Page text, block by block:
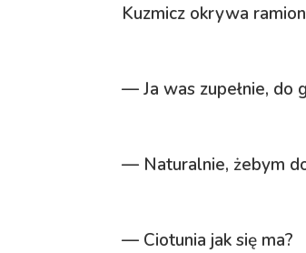
Kuzmicz okrywa
— Ja was zupełnie, do
— Naturalnie, żebym
— Ciotunia jak się ma?